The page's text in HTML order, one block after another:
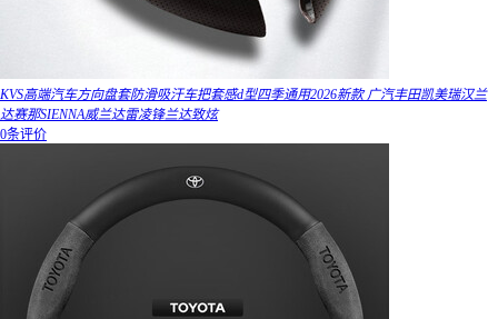
KVS高端汽车方向盘套防滑吸汗车把套感d型四季通用2026新款 广汽丰田凯美瑞汉兰
达赛那SIENNA威兰达雷凌锋兰达致炫
0条评价